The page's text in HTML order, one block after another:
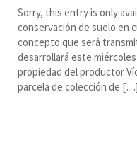
Sorry, this entry is only
conservación de suelo en
concepto que será
desarrollará este
propiedad del productor
parcela de colección de […]